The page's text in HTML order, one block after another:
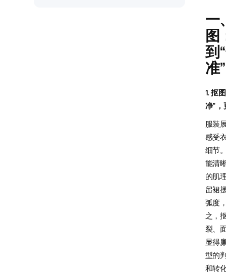
一
图
到
准
1. 抠
净”，
服装
感受
细节
能清
的肌
留裙
弧度
之，
裂、
显得
型的
和转